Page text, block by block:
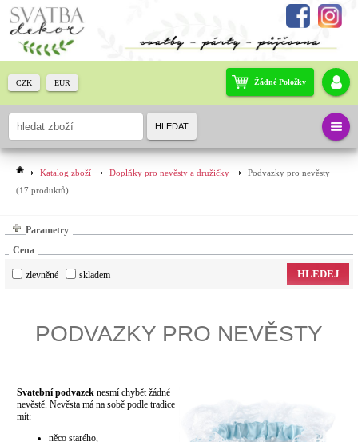
Katalog zboží Doplňky pro nevěsty a družičky
Podvazky pro nevěsty
(17 produktů)
Parametry
Cena
zlevněné skladem HLEDEJ
PODVAZKY PRO NEVĚSTY
Svatební podvazek nesmí chybět žádné
nevěstě. Nevěsta má na sobě podle tradice
mít:
něco starého,
Žádné Položky
CZK EUR
HLEDAT